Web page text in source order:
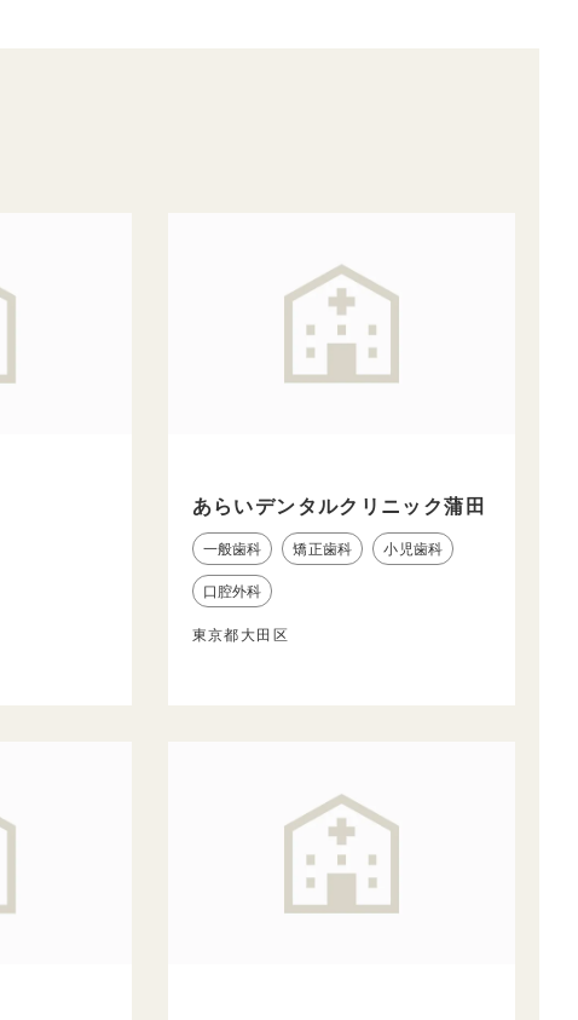
あらいデンタルクリニック蒲田
一般歯科 矯正歯科 小児歯科
口腔外科
東京都大田区